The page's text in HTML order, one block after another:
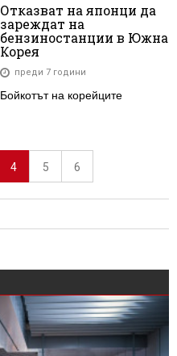
Отказват на японци да
зареждат на
бензиностанции в Южна
Корея
преди 7 години
Бойкотът на корейците
4 5 6